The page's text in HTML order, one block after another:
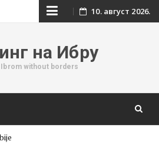
Skip
content
10. август 2026.
на Ибру
Ibrom without borders